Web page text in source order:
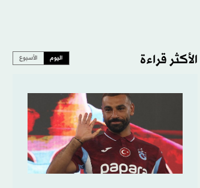
الأكثر قراءة اليوم الأسبوع